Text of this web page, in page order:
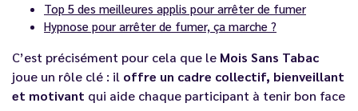
Top 5 des meilleures applis pour arrêter de fumer
Hypnose pour arrêter de fumer, ça marche ?
C’est précisément pour cela que le Mois Sans Tabac
joue un rôle clé : il offre un cadre collectif, bienveillant
et motivant qui aide chaque participant à tenir bon face